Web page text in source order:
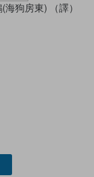
海狗房東) （譯）